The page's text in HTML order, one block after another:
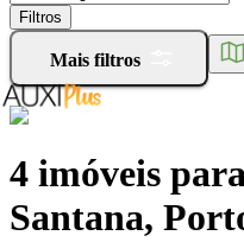
Filtros
Mais filtros
4 imóveis
Santana,